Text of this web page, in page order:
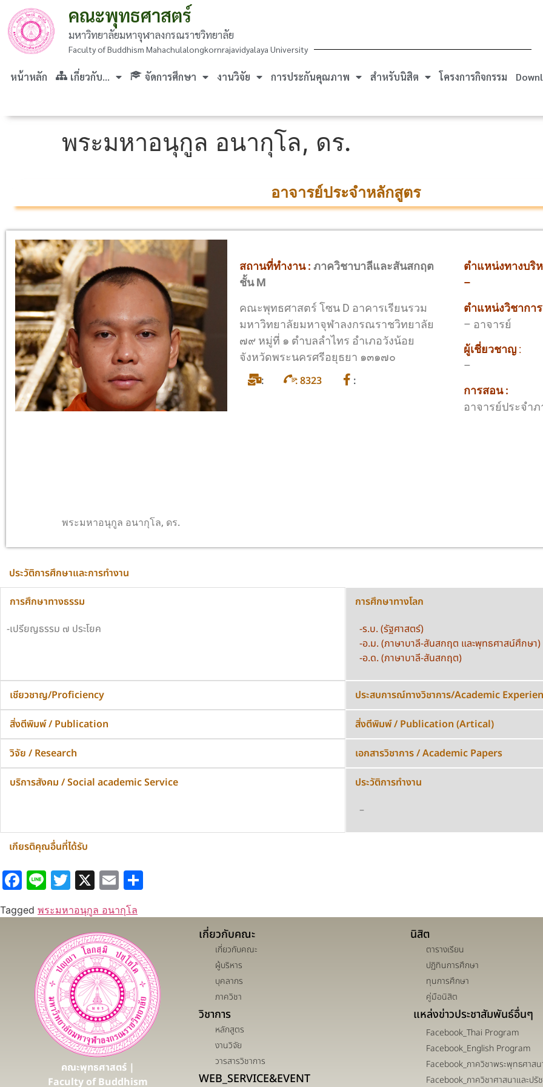
คณะพุทธศาสตร์
มหาวิทยาลัยมหาจุฬาลงกรณราชวิทยาลัย
Faculty of Buddhism Mahachulalongkornrajavidyalaya University
หน้าหลัก เกี่ยวกับ… จัดการศึกษา งานวิจัย การประกันคุณภาพ สำหรับนิสิต โครงการกิจกรรม
พระมหาอนุกูล อนากุโล, ดร.
อาจารย์ประจำหลักสูตร
พระมหาอนุกูล อนากุโล, ดร.
สถานที่ทำงาน : ภาควิชาบาลีและสันสกฤต
ชั้น M
คณะพุทธศาสตร์ โซน D อาคารเรียนรวม
มหาวิทยาลัยมหาจุฬาลงกรณราชวิทยาลัย
๗๙ หมู่ที่ ๑ ตำบลลำไทร อำเภอวังน้อย
จังหวัดพระนครศรีอยุธยา ๑๓๑๗๐
: : 8323 :
ตำแหน่งทางบริ
–
ตำแหน่งวิชากา
– อาจารย์
ผู้เชี่ยวชาญ:
–
การสอน :
อาจารย์ประจำ
ประวัติการศึกษาและการทำงาน
การศึกษาทางธรรม
-เปรียญธรรม ๗ ประโยค
การศึกษาทางโลก
-ร.บ. (รัฐศาสตร์)
-อ.ม. (ภาษาบาลี-สันสกฤต และพุทธศาสน์ศึกษา)
-อ.ด. (ภาษาบาลี-สันสกฤต)
เชียวชาญ/Proficiency
ประสบการณ์ทางวิชาการ/Academic
สิ่งตีพิมพ์ / Publication
สิ่งตีพิมพ์ / Publication​ (Artical)
วิจัย / Research
เอกสารวิชาการ / Academic Papers
บริการสังคม / Social academic Service
ประวัติการทำงาน
–
เกียรติคุณอื่นที่ได้รับ
Facebook
LineTwitter
X Email
Tagged พระมหาอนุกูล อนากุโล
คณะพุทธศาสตร์ |
Faculty of Buddhism
เกี่ยวกับคณะ
เกี่ยวกับคณะ
ผู้บริหาร
บุคลากร
ภาควิชา
วิชาการ
หลักสูตร
งานวิจัย
วารสารวิชาการ
WEB_SERVICE&EVENT
นิสิต
ตารางเรียน
ปฏิทินการศึกษา
ทุนการศึกษา
คู่มือนิสิต
แหล่งข่าวประชาสัมพันธ์อื่นๆ
Facebook_Thai Program
Facebook_English Program
Facebook_ภาควิชาพระพุทธศาส
Facebook_ภาควิชาศาสนาและป